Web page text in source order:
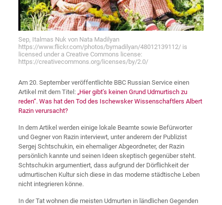
Sep, Italmas Nuk von Nata Madilyan
https://www.flickr.com/photos/bymadilyan/48012139112/ is
licensed under a Creative Commons license:
https://creativecommons.org/licenses/by/2.0/
Am 20. September veröffentlichte BBC Russian Service einen
Artikel mit dem Titel: „Hier gibt’s keinen Grund Udmurtisch zu
reden“. Was hat den Tod des Ischewsker Wissenschaftlers Albert
Razin verursacht?
In dem Artikel werden einige lokale Beamte sowie Befürworter
und Gegner von Razin interviewt, unter anderem der Publizist
Sergej Schtschukin, ein ehemaliger Abgeordneter, der Razin
persönlich kannte und seinen Ideen skeptisch gegenüber steht.
Schtschukin argumentiert, dass aufgrund der Dörflichkeit der
udmurtischen Kultur sich diese in das moderne städtische Leben
nicht integrieren könne.
In der Tat wohnen die meisten Udmurten in ländlichen Gegenden